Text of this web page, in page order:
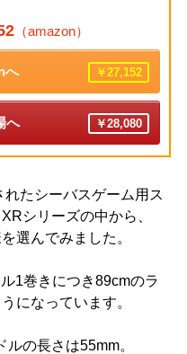
（amazon）
へ ￥27,152
へ ￥28,080
たシーバスゲーム用ス
シリーズの中から、
選んでみました。
1巻きにつき89cmのラ
になっています。
の長さは55mm。